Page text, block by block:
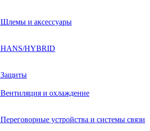
Шлемы и аксессуары
HANS/HYBRID
Защиты
Вентиляция и охлаждение
Переговорные устройства и системы связи